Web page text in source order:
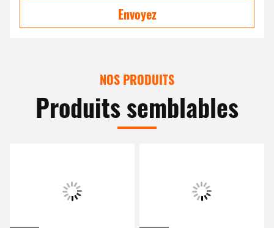
Envoyez
NOS PRODUITS
Produits semblables